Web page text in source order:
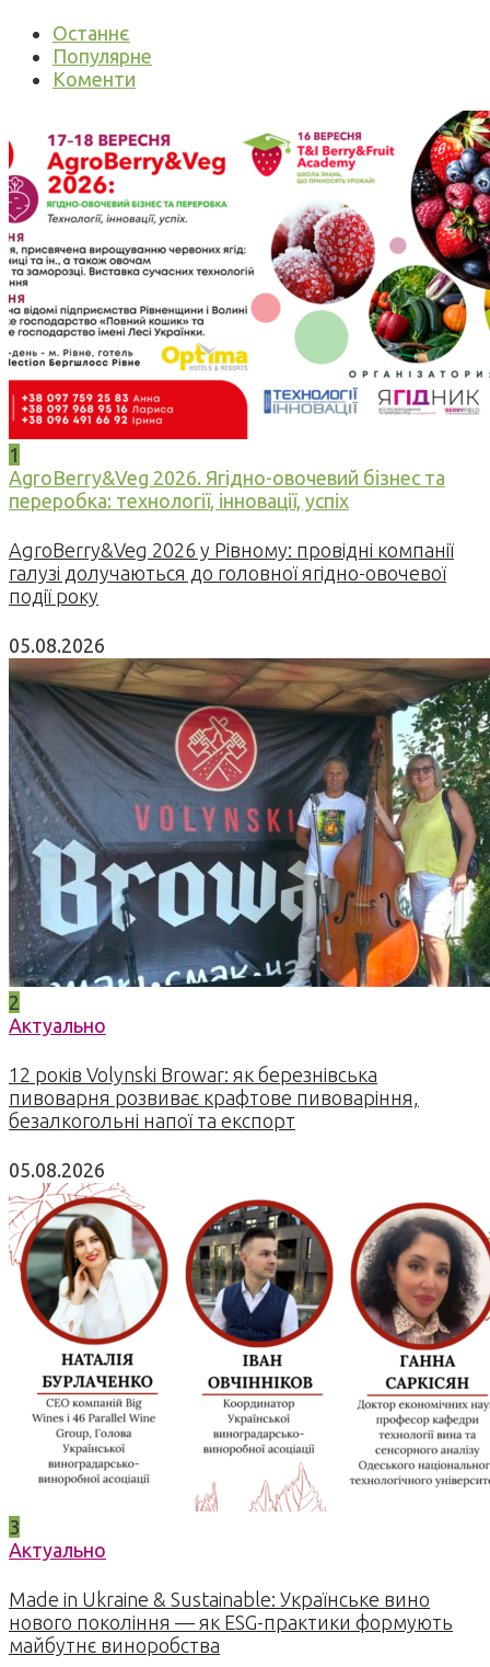
Останнє
Популярне
Коменти
1
AgroBerry&Veg 2026. Ягідно-овочевий бізнес та
переробка: технології, інновації, успіх
AgroBerry&Veg 2026 у Рівному: провідні компанії
галузі долучаються до головної ягідно-овочевої
події року
05.08.2026
2
Актуально
12 років Volynski Browar: як березнівська
пивоварня розвиває крафтове пивоваріння,
безалкогольні напої та експорт
05.08.2026
3
Актуально
Made in Ukraine & Sustainable: Українське вино
нового покоління — як ESG-практики формують
майбутнє виноробства